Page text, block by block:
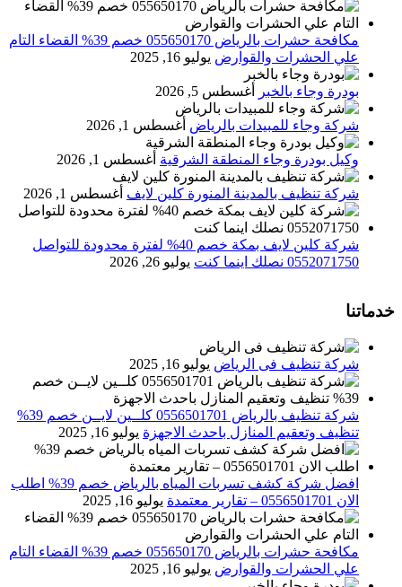
مكافحة حشرات بالرياض 055650170 خصم 39% القضاء التام
علي الحشرات والقوارض يوليو 16, 2025
بودرة وجاء بالخبر أغسطس 5, 2026
شركة وجاء للمبيدات بالرياض أغسطس 1, 2026
وكيل بودرة وجاء المنطقة الشرقية أغسطس 1, 2026
شركة تنظيف بالمدينة المنورة كلين لايف أغسطس 1, 2026
شركة كلين لايف بمكة خصم 40% لفترة محدودة للتواصل
0552071750 نصلك اينما كنت
يوليو 26, 2026
خدماتنا
شركة تنظيف فى الرياض يوليو 16, 2025
شركة تنظيف بالرياض 0556501701 كلــين لايــن خصم 39%
تنظيف وتعقيم المنازل باحدث الاجهزة يوليو 16, 2025
افضل شركة كشف تسربات المياه بالرياض خصم 39% اطلب
الان 0556501701‬‏ – تقارير معتمدة
يوليو 16, 2025
مكافحة حشرات بالرياض 055650170 خصم 39% القضاء التام
علي الحشرات والقوارض يوليو 16, 2025